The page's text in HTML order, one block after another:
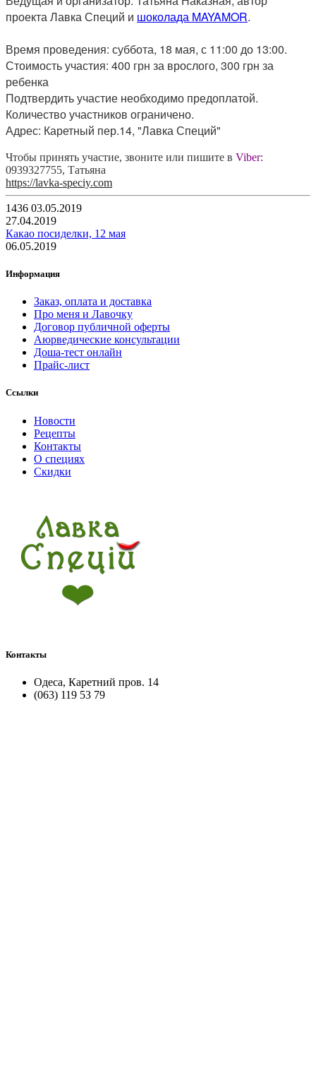
проекта Лавка Специй и шоколада MAYAMOR.
Время проведения: суббота, 18 мая, с 11:00 до 13:00.
Стоимость участия: 400 грн за врослого, 300 грн за
ребенка
Подтвердить участие необходимо предоплатой.
Количество участников ограничено.
Адрес: Каретный пер.14, "Лавка Специй"
Чтобы принять участие, звоните или пишите в Viber:
0939327755, Татьяна
https://lavka-speciy.com
1436 03.05.2019
27.04.2019
Какао посиделки, 12 мая
06.05.2019
Информация
Заказ, оплата и доставка
Про меня и Лавочку
Договор публичной оферты
Аюрведические консультации
Доша-тест онлайн
Прайс-лист
Ссылки
Новости
Рецепты
Контакты
О специях
Скидки
Контакты
Одеса, Каретний пров. 14
(063) 119 53 79